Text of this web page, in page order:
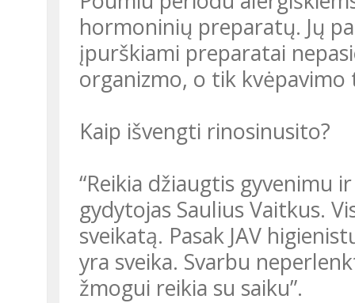
hormoninių preparatų. Jų
įpurškiami preparatai
organizmo, o tik kvėpavimo
Kaip išvengti rinosinusito?
“Reikia džiaugtis gyvenimu
gydytojas Saulius Vaitkus.
sveikatą. Pasak JAV
yra sveika. Svarbu
žmogui reikia su saiku”.